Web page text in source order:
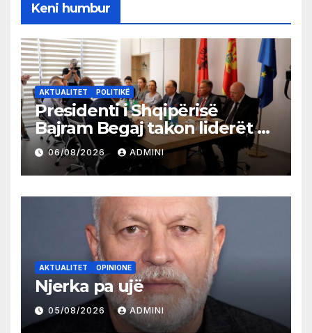
Keni humbur
AKTUALITET POLITIKË
Presidenti i Shqipërisë
Bajram Begaj takon liderët e
partive shqiptare në Ulqin
06/08/2026 ADMINI
AKTUALITET OPINIONE
Njerka pa ujë
05/08/2026 ADMINI